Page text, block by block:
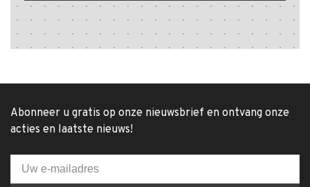
Abonneer u gratis op onze nieuwsbrief en ontvang onze
acties en laatste nieuws!